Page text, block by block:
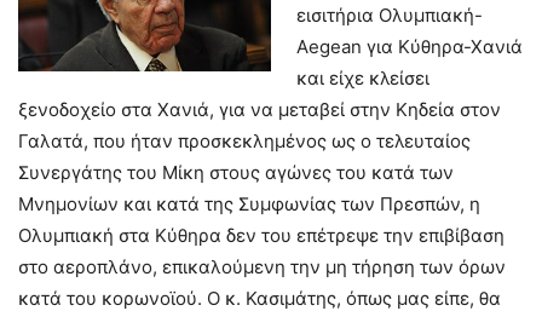
εισιτήρια Ολυμπιακή-
Aegean για Κύθηρα-Χανιά
και είχε κλείσει
ξενοδοχείο στα Χανιά, για να μεταβεί στην Κηδεία στον
Γαλατά, που ήταν προσκεκλημένος ως ο τελευταίος
Συνεργάτης του Μίκη στους αγώνες του κατά των
Μνημονίων και κατά της Συμφωνίας των Πρεσπών, η
Ολυμπιακή στα Κύθηρα δεν του επέτρεψε την επιβίβαση
στο αεροπλάνο, επικαλούμενη την μη τήρηση των όρων
κατά του κορωνοϊού. Ο κ. Κασιμάτης, όπως μας είπε, θα